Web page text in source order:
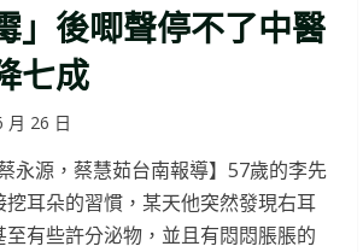
」後唧聲停不了中醫
七成
月 26 日
永源，蔡慧茹台南報導】57歲的李先
挖耳朵的習慣，某天他突然發現右耳
有些許分泌物，並且有悶悶脹脹的